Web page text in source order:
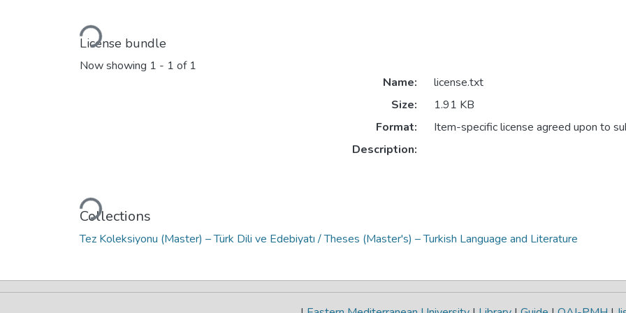
Loading...
License bundle
Now showing 1 - 1 of 1
Loading...
Name:
license.txt
Size:
1.91 KB
Format:
Item-specific license agreed upon to
Description:
Collections
Tez Koleksiyonu (Master) – Türk Dili ve Edebiyatı / Theses (Master's) – Turkish Language and Literature